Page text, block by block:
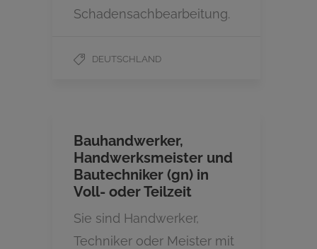
Schadensachbearbeitung.
DEUTSCHLAND
Bauhandwerker,
Handwerksmeister und
Bautechniker (gn) in
Voll- oder Teilzeit
Sie sind Handwerker,
Techniker oder Meister mit